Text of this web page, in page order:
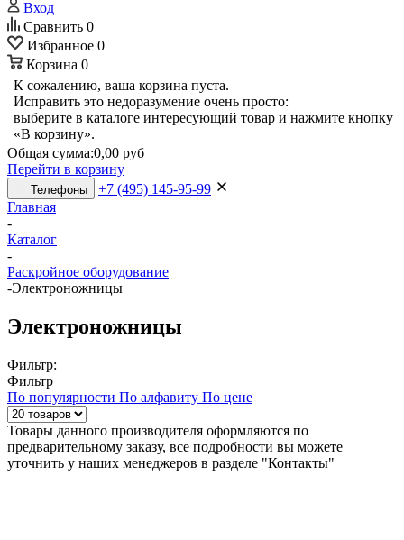
Вход
Сравнить 0
Избранное 0
Корзина 0
К сожалению, ваша корзина пуста.
Исправить это недоразумение очень просто:
выберите в каталоге интересующий товар и нажмите кнопку
«В корзину».
Общая сумма:0,00 руб
Перейти в корзину
Телефоны
+7 (495) 145-95-99
Главная
-
Каталог
-
Раскройное оборудование
-Электроножницы
Электроножницы
Фильтр:
Фильтр
По популярности По алфавиту По цене
Товары данного производителя оформляются по
предварительному заказу, все подробности вы можете
уточнить у наших менеджеров в разделе "Контакты"